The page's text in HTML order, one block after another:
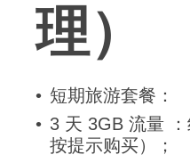
理）
短期旅游套餐：
3 天 3GB 流量
按提示购买）；